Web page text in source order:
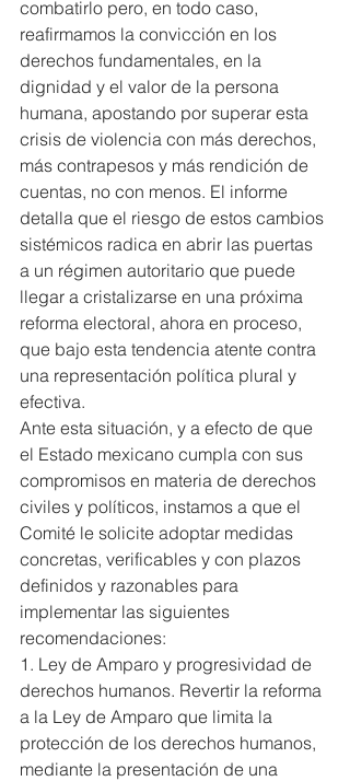
combatirlo pero, en todo caso,
reafirmamos la convicción en los
derechos fundamentales, en la
dignidad y el valor de la persona
humana, apostando por superar esta
crisis de violencia con más derechos,
más contrapesos y más rendición de
cuentas, no con menos. El informe
detalla que el riesgo de estos cambios
sistémicos radica en abrir las puertas
a un régimen autoritario que puede
llegar a cristalizarse en una próxima
reforma electoral, ahora en proceso,
que bajo esta tendencia atente contra
una representación política plural y
efectiva.
Ante esta situación, y a efecto de que
el Estado mexicano cumpla con sus
compromisos en materia de derechos
civiles y políticos, instamos a que el
Comité le solicite adoptar medidas
concretas, verificables y con plazos
definidos y razonables para
implementar las siguientes
recomendaciones:
1. Ley de Amparo y progresividad de
derechos humanos. Revertir la reforma
a la Ley de Amparo que limita la
protección de los derechos humanos,
mediante la presentación de una